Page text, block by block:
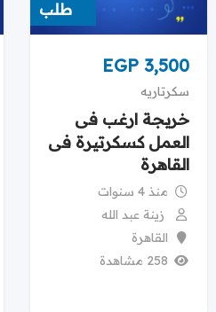
طلب
EGP 3,500
سكرتاريه
خريجة ارغب فى
العمل كسكرتيرة فى
القاهرة
منذ 4 سنوات
زينة عبد الله
القاهرة
258 مشاهدة